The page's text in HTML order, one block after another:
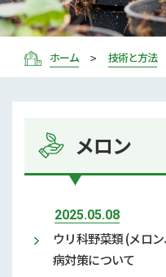
ホーム 技術と方法
メロン
2025.05.08
ウリ科野菜類 (メロン
病対策について